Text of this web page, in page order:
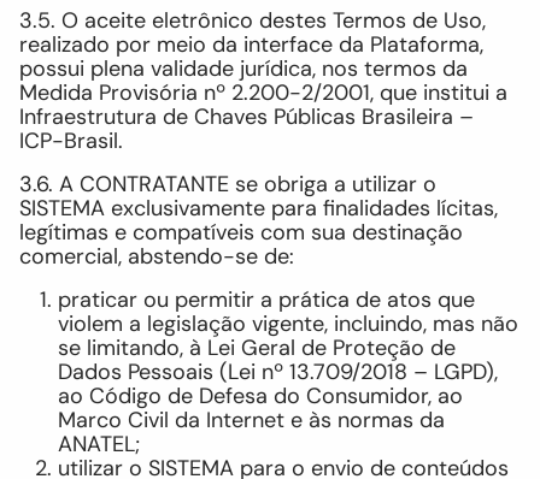
3.5. O aceite eletrônico destes Termos de Uso,
realizado por meio da interface da Plataforma,
possui plena validade jurídica, nos termos da
Medida Provisória nº 2.200-2/2001, que institui a
Infraestrutura de Chaves Públicas Brasileira –
ICP-Brasil.
3.6. A CONTRATANTE se obriga a utilizar o
SISTEMA exclusivamente para finalidades lícitas,
legítimas e compatíveis com sua destinação
comercial, abstendo-se de:
praticar ou permitir a prática de atos que
violem a legislação vigente, incluindo, mas não
se limitando, à Lei Geral de Proteção de
Dados Pessoais (Lei nº 13.709/2018 – LGPD),
ao Código de Defesa do Consumidor, ao
Marco Civil da Internet e às normas da
ANATEL;
utilizar o SISTEMA para o envio de conteúdos